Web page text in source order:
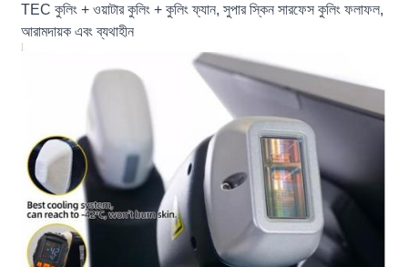
TEC কুলিং + ওয়াটার কুলিং + কুলিং ফ্যান, সুপার স্কিন সারফেস কুলিং ফলাফল,
আরামদায়ক এবং ব্যথাহীন